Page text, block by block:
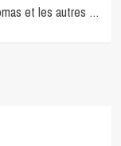
et les autres …